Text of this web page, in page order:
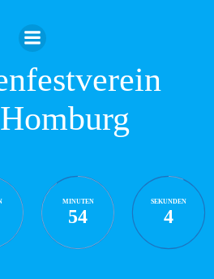
Inhalt
springen
MINUTEN
54
SEKUNDEN
3